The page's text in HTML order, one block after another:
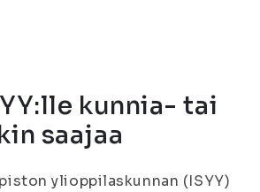
kunnia- tai
saajaa
ylioppilaskunnan (ISYY)